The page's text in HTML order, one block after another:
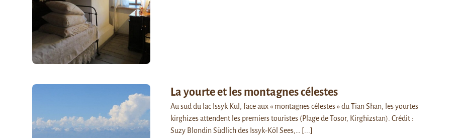
La yourte et les montagnes célestes
Au sud du lac Issyk Kul, face aux « montagnes célestes » du Tian Shan, les yourtes
kirghizes attendent les premiers touristes (Plage de Tosor, Kirghizstan). Crédit :
Suzy Blondin Südlich des Issyk-Köl Sees,…
[...]